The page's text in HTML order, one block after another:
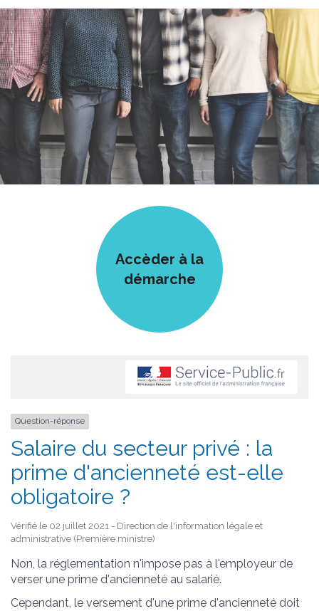
Accèder à la
démarche
Question-réponse
Salaire du secteur privé : la
prime d'ancienneté est-elle
obligatoire ?
Vérifié le 02 juillet 2021 - Direction de l'information légale et
administrative (Première ministre)
Non, la réglementation n'impose pas à l'employeur de
verser une prime d'ancienneté au salarié.
Cependant, le versement d'une prime d'ancienneté doit